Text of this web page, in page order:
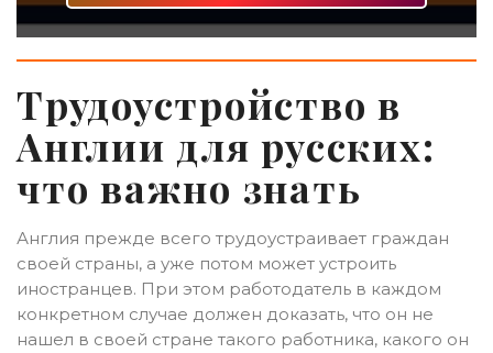
Трудоустройство в
Англии для русских:
что важно знать
Англия прежде всего трудоустраивает граждан
своей страны, а уже потом может устроить
иностранцев. При этом работодатель в каждом
конкретном случае должен доказать, что он не
нашел в своей стране такого работника, какого он